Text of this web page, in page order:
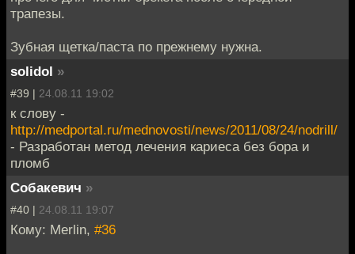
трапезы.
Зубная щетка/паста по прежнему нужна.
solidol »
#39 | 24.08.11 19:02
к слову -
http://medportal.ru/mednovosti/news/2011/08/24/nodrill/
- Разработан метод лечения кариеса без бора и
пломб
Собакевич »
#40 | 24.08.11 19:07
Кому: Merlin, #36